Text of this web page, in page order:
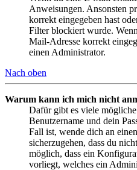
Anweisungen. Ansonsten
korrekt eingegeben hast
Filter blockiert wurde.
Mail-Adresse korrekt
einen Administrator.
Nach oben
Warum kann ich mich nicht
Dafür gibt es viele
Benutzername und dein
Fall ist, wende dich an
sicherzugehen, dass du
möglich, dass ein
vorliegt, welches ein